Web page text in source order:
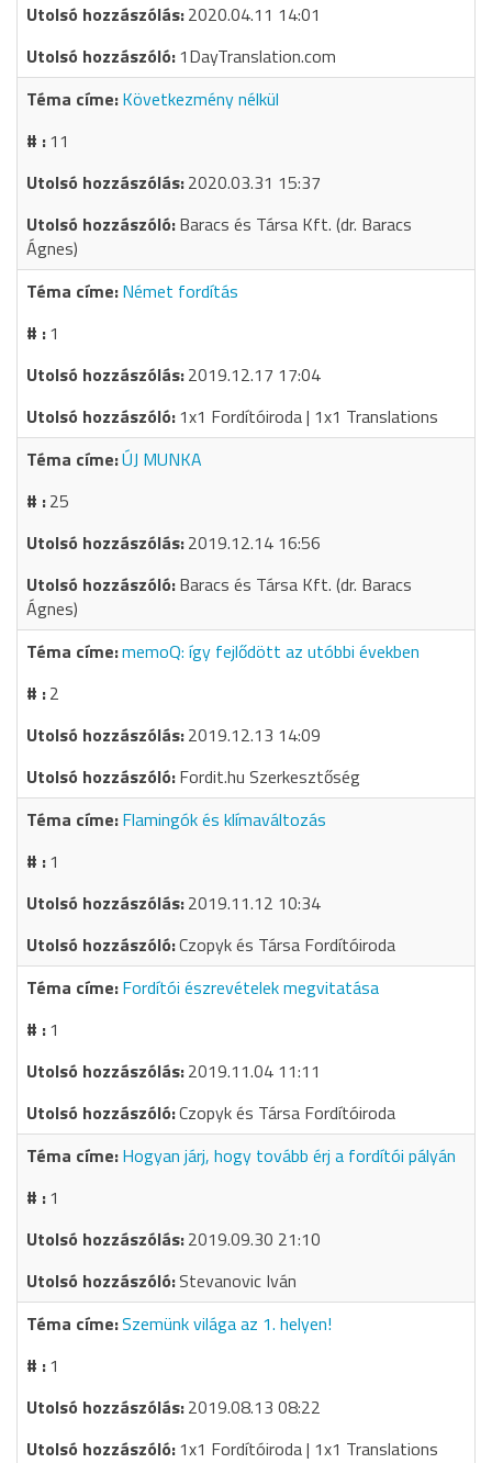
2020.04.11 14:01
1DayTranslation.com
Következmény nélkül
11
2020.03.31 15:37
Baracs és Társa Kft. (dr. Baracs
Ágnes)
Német fordítás
1
2019.12.17 17:04
1x1 Fordítóiroda | 1x1 Translations
ÚJ MUNKA
25
2019.12.14 16:56
Baracs és Társa Kft. (dr. Baracs
Ágnes)
memoQ: így fejlődött az utóbbi években
2
2019.12.13 14:09
Fordit.hu Szerkesztőség
Flamingók és klímaváltozás
1
2019.11.12 10:34
Czopyk és Társa Fordítóiroda
Fordítói észrevételek megvitatása
1
2019.11.04 11:11
Czopyk és Társa Fordítóiroda
Hogyan járj, hogy tovább érj a fordítói pályán
1
2019.09.30 21:10
Stevanovic Iván
Szemünk világa az 1. helyen!
1
2019.08.13 08:22
1x1 Fordítóiroda | 1x1 Translations